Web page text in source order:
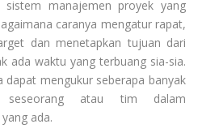
sistem manajemen proyek yang
caranya mengatur rapat,
dan menetapkan tujuan dari
ada waktu yang terbuang sia-sia.
dapat mengukur seberapa banyak
seseorang atau tim dalam
ada.